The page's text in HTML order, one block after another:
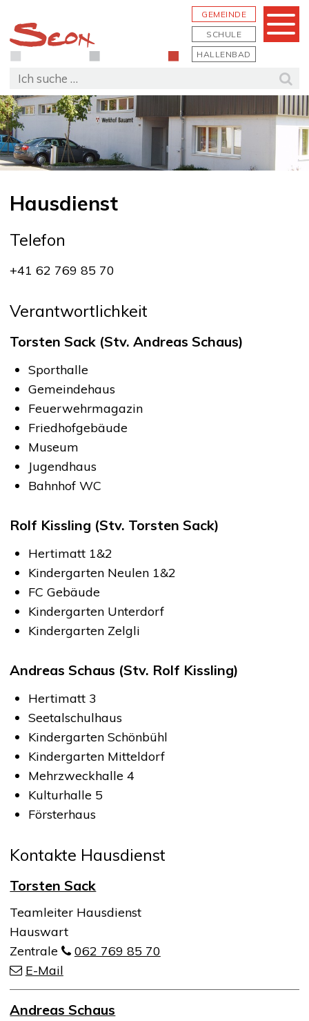
GEMEINDE
SCHULE
HALLENBAD
Menu
Suchbegriff
Hausdienst
Beschreibung Hausdienst
Telefon
+41 62 769 85 70
Verantwortlichkeit
Torsten Sack (Stv. Andreas Schaus)
Sporthalle
Gemeindehaus
Feuerwehrmagazin
Friedhofgebäude
Museum
Jugendhaus
Bahnhof WC
Rolf Kissling (Stv. Torsten Sack)
Hertimatt 1&2
Kindergarten Neulen 1&2
FC Gebäude
Kindergarten Unterdorf
Kindergarten Zelgli
Andreas Schaus (Stv. Rolf Kissling)
Hertimatt 3
Seetalschulhaus
Kindergarten Schönbühl
Kindergarten Mitteldorf
Mehrzweckhalle 4
Kulturhalle 5
Försterhaus
Kontakte Hausdienst
Torsten Sack
Funktion
Teamleiter Hausdienst
Hauswart
Zentrale
062 769 85 70
E-Mail
Andreas Schaus